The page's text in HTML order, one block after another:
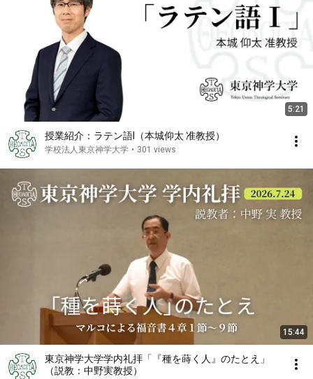
5:21
授業紹介：ラテン語I（本城仰太 准教授）
学校法人東京神学大学 • 301 views
15:44
東京神学大学学内礼拝「『種を蒔く人』のたとえ」
（説教：中野実教授）